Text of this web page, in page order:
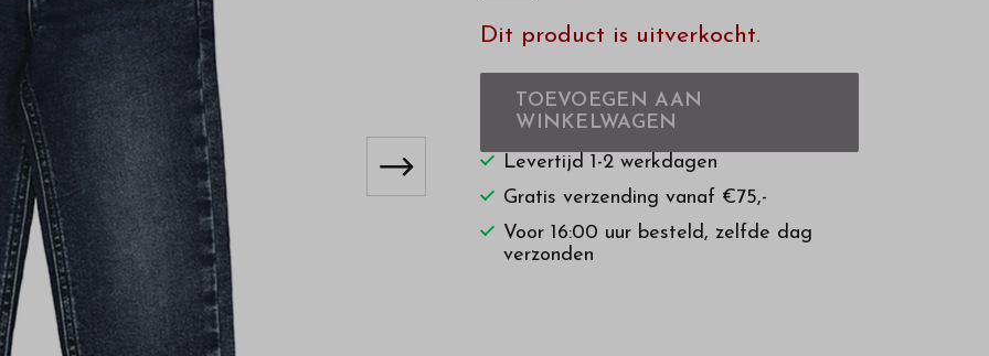
Dit product is uitverkocht.
TOEVOEGEN AAN
WINKELWAGEN
Levertijd 1-2 werkdagen
Gratis verzending vanaf €75,-
Voor 16:00 uur besteld, zelfde dag
verzonden